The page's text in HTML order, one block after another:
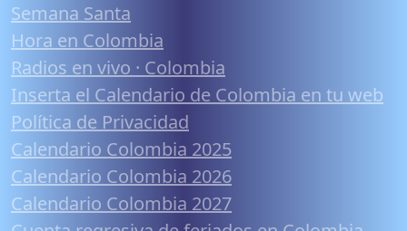
Semana Santa
Hora en Colombia
Radios en vivo · Colombia
Inserta el Calendario de Colombia en tu web
Política de Privacidad
Calendario Colombia 2025
Calendario Colombia 2026
Calendario Colombia 2027